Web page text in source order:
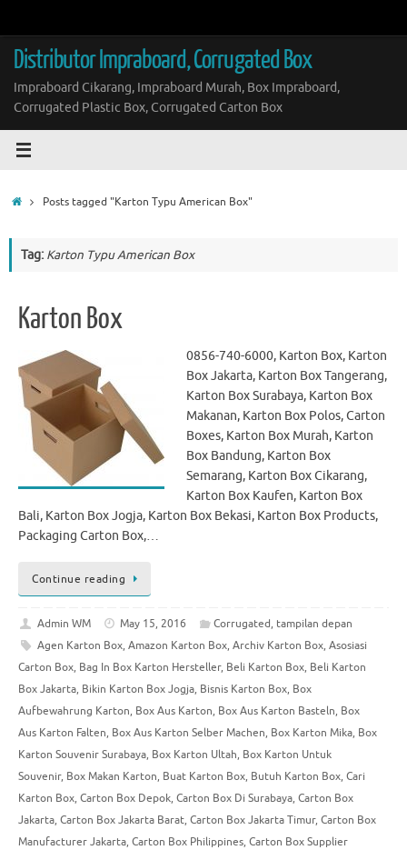
content
Distributor Impraboard, Corrugated Box
Impraboard Cikarang, Impraboard Murah, Box Impraboard,
Corrugated Plastic Box, Corrugated Carton Box
HomePosts tagged "Karton Typu American Box"
Tag: Karton Typu American Box
Karton Box
0856-740-6000, Karton Box, Karton
Box Jakarta, Karton Box Tangerang,
Karton Box Surabaya, Karton Box
Makanan, Karton Box Polos, Carton
Boxes, Karton Box Murah, Karton
Box Bandung, Karton Box
Semarang, Karton Box Cikarang,
Karton Box Kaufen, Karton Box
Bali, Karton Box Jogja, Karton Box Bekasi, Karton Box Products,
Packaging Carton Box,…
Continue reading
Admin WM May 15, 2016 Corrugated, tampilan depan
Agen Karton Box, Amazon Karton Box, Archiv Karton Box, Asosiasi
Carton Box, Bag In Box Karton Hersteller, Beli Karton Box, Beli Karton
Box Jakarta, Bikin Karton Box Jogja, Bisnis Karton Box, Box
Aufbewahrung Karton, Box Aus Karton, Box Aus Karton Basteln, Box
Aus Karton Falten, Box Aus Karton Selber Machen, Box Karton Mika, Box
Karton Souvenir Surabaya, Box Karton Ultah, Box Karton Untuk
Souvenir, Box Makan Karton, Buat Karton Box, Butuh Karton Box, Cari
Karton Box, Carton Box Depok, Carton Box Di Surabaya, Carton Box
Jakarta, Carton Box Jakarta Barat, Carton Box Jakarta Timur, Carton Box
Manufacturer Jakarta, Carton Box Philippines, Carton Box Supplier